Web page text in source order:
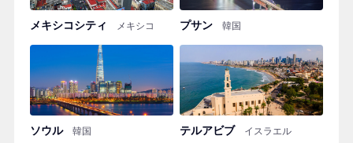
メキシコシティ メキシコ プサン 韓国
ソウル 韓国 テルアビブ イスラエル